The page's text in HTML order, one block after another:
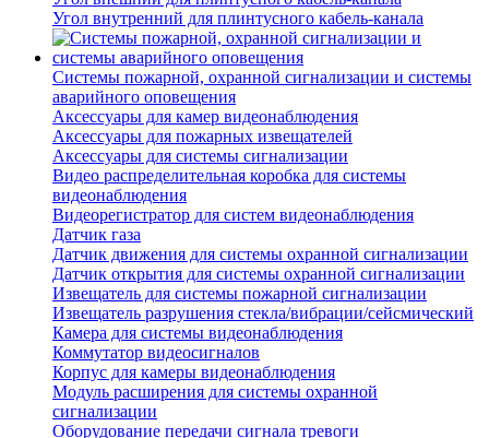
Угол внутренний для плинтусного кабель-канала
Системы пожарной, охранной сигнализации и системы
аварийного оповещения
Аксессуары для камер видеонаблюдения
Аксессуары для пожарных извещателей
Аксессуары для системы сигнализации
Видео распределительная коробка для системы
видеонаблюдения
Видеорегистратор для систем видеонаблюдения
Датчик газа
Датчик движения для системы охранной сигнализации
Датчик открытия для системы охранной сигнализации
Извещатель для системы пожарной сигнализации
Извещатель разрушения стекла/вибрации/сейсмический
Камера для системы видеонаблюдения
Коммутатор видеосигналов
Корпус для камеры видеонаблюдения
Модуль расширения для системы охранной
сигнализации
Оборудование передачи сигнала тревоги